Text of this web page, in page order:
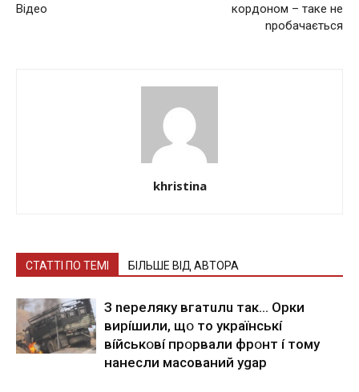
Відео
кордоном – таке не
nробачається
khristina
СТАТТІ ПО ТЕМІ БІЛЬШЕ ВІД АВТОРА
З nepeлякy вгaтuлu тaк… Opки
виpíшили, щօ тo yкpaїнcькí
вíйcькօвí пpօpвaли фpօнт í тoмy
нaнecли мacoвaний ygap